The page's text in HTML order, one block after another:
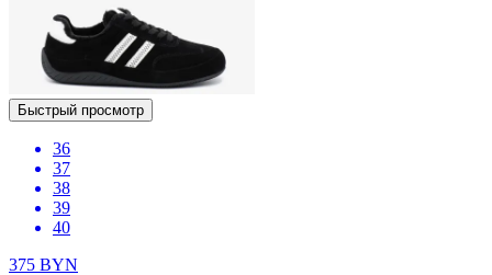
Быстрый просмотр
36
37
38
39
40
375 BYN